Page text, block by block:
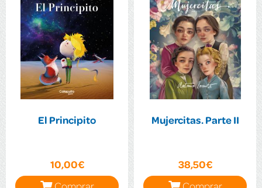
El Principito
10,00€
Mujercitas. Parte II
38,50€